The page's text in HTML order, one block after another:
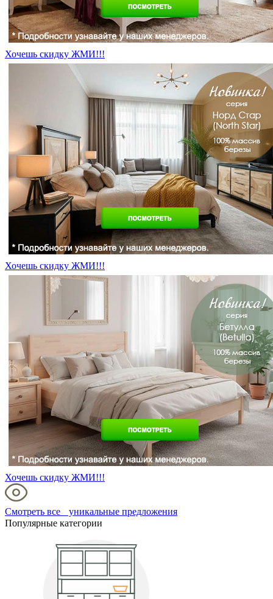
Хочешь скидку ЖМИ!!!
Хочешь скидку ЖМИ!!!
Хочешь скидку ЖМИ!!!
Смотреть все уникальные предложения
Популярные категории